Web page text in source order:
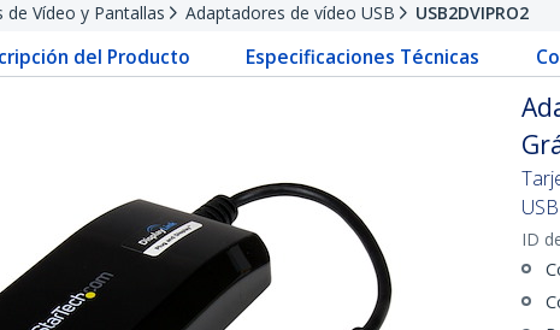
de Vídeo y Pantallas Adaptadores de vídeo USB USB2DVIPRO2
del Producto Especificaciones Técnicas
ID